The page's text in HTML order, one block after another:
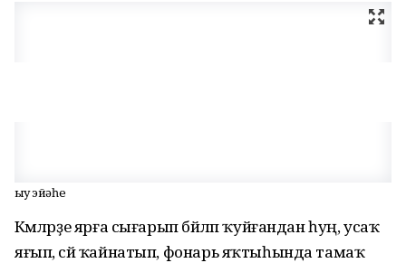
Һыу эйәһе
Кәмәләрҙе ярға сығарып бәйләп ҡуйғандан һуң, усаҡ
яғып, сәй ҡайнатып, фонарь яҡтыһында тамаҡ